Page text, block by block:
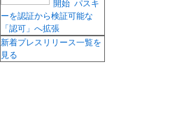
開始 パスキ
ーを認証から検証可能な
「認可」へ拡張
新着プレスリリース一覧を
見る